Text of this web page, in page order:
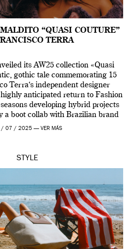
“QUASI COUTURE”
TERRA
its AW25 collection «Quasi
gothic tale commemorating 15
Terra‘s independent designer
anticipated return to Fashion
developing hybrid projects
a boot collab with Brazilian brand
show is a component of Francisco
/ 07 / 2025 — VER MÁS
STYLE